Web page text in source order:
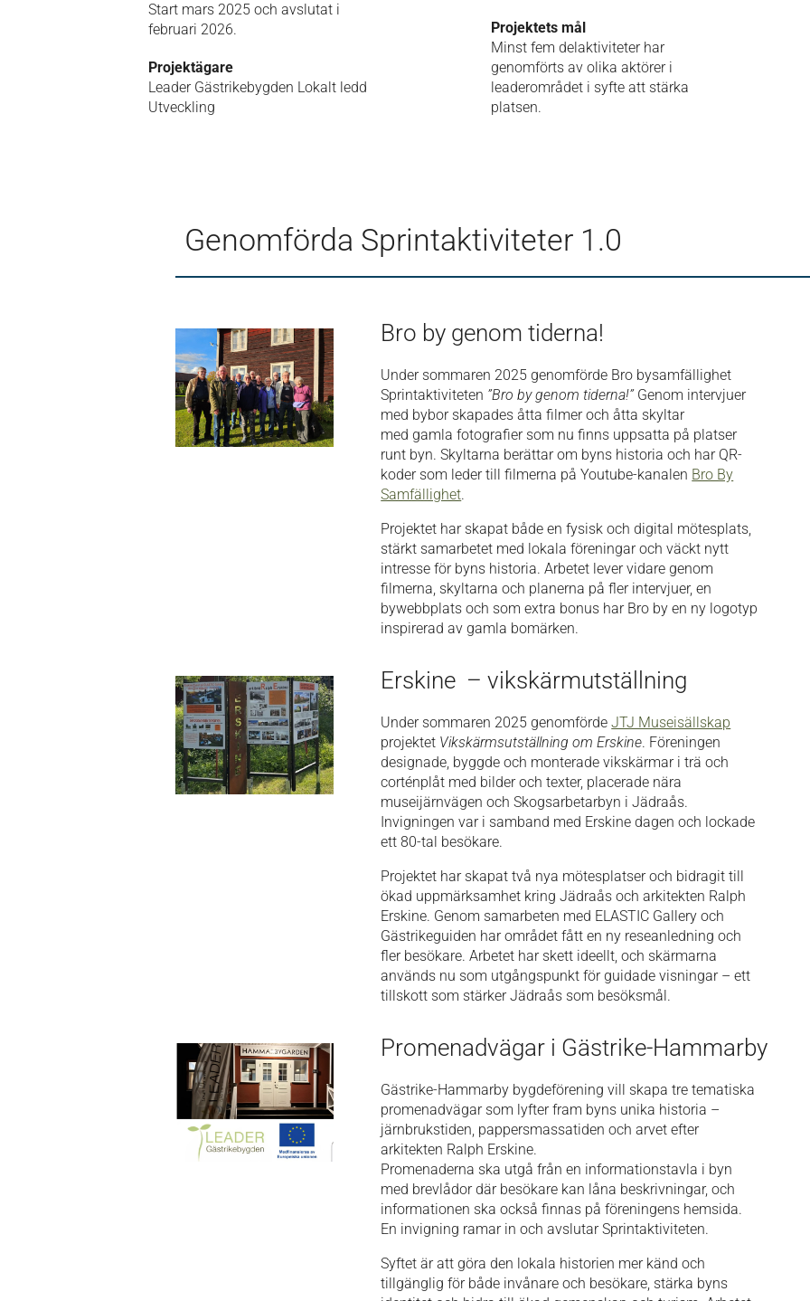
Start mars 2025 och avslutat i
februari 2026.
Projektägare
Leader Gästrikebygden Lokalt ledd
Utveckling
Projektets mål
Minst fem delaktiviteter har
genomförts av olika aktörer i
leaderområdet i syfte att stärka
platsen.
Genomförda Sprintaktiviteter 1.0
Bro by genom tiderna!
Under sommaren 2025 genomförde Bro bysamfällighet
Sprintaktiviteten ”Bro by genom tiderna!”Genom intervjuer
med bybor skapades åtta filmer och åtta skyltar
med gamla fotografier som nu finns uppsatta på platser
runt byn. Skyltarna berättar om byns historia och har QR-
koder som leder till filmerna på Youtube-kanalen Bro By
Samfällighet.
Projektet har skapat både en fysisk och digital mötesplats,
stärkt samarbetet med lokala föreningar och väckt nytt
intresse för byns historia. Arbetet lever vidare genom
filmerna, skyltarna och planerna på fler intervjuer, en
bywebbplats och som extra bonus har Bro by en ny logotyp
inspirerad av gamla bomärken.
Erskine – vikskärmutställning
Under sommaren 2025 genomfördeJTJ Museisällskap
projektet Vikskärmsutställning om Erskine. Föreningen
designade, byggde och monterade vikskärmar i trä och
corténplåt med bilder och texter, placerade nära
museijärnvägen och Skogsarbetarbyn i Jädraås.
Invigningen var i samband med Erskine dagen och lockade
ett 80-tal besökare.
Projektet har skapat två nya mötesplatser och bidragit till
ökad uppmärksamhet kring Jädraås och arkitekten Ralph
Erskine. Genom samarbeten med ELASTIC Gallery och
Gästrikeguiden har området fått en ny reseanledning och
fler besökare. Arbetet har skett ideellt, och skärmarna
används nu som utgångspunkt för guidade visningar – ett
tillskott som stärker Jädraås som besöksmål.
Promenadvägar i Gästrike-Hammarby
Gästrike-Hammarby bygdeförening vill skapa tre tematiska
promenadvägar som lyfter fram byns unika historia –
järnbrukstiden, pappersmassatiden och arvet efter
arkitekten Ralph Erskine.
Promenaderna ska utgå från en informationstavla i byn
med brevlådor där besökare kan låna beskrivningar, och
informationen ska också finnas på föreningens hemsida.
En invigning ramar in och avslutar Sprintaktiviteten.
Syftet är att göra den lokala historien mer känd och
tillgänglig för både invånare och besökare, stärka byns